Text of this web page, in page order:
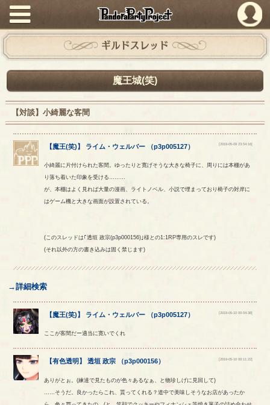
PandoraPartyProject
ギルドスレッド
魔王城(笑)
【対談】小綺麗な客間
【魔王(笑)】 ライム ・ ウェルバー （p3p005127） [2019-05-09 23:54:16]
小綺麗に片付けられた客間。ゆったりと寛げそうな大きな椅子に、周りには本棚があ
り落ち着いた印象を受ける………
が、本棚はよく見れば大量の漫画、ライトノベル、小説で埋まっており椅子の対岸に
はゲーム機と大きな画面が設置されている。
(このスレッドは｢透垣 政宗(p3p000156)｣様との1:1RP専用のスレです)
(それ以外の方の書き込みは固く禁じます)
→詳細検索
【魔王(笑) 】 ライム ・ ウェルバー （p3p005127） [2019-05-10 00:04:38]
ここが客間だー適当に寛いでくれ
【有色透明 】透垣 政宗 （p3p000156） [2019-05-10 00:11:22]
ありがとぉ。(練達で見たものが色々あるなぁ、と物珍しげに見回して)
……そうだ。良かったらこれ、貰ってくれる？道中で美味しそうなお店があったか